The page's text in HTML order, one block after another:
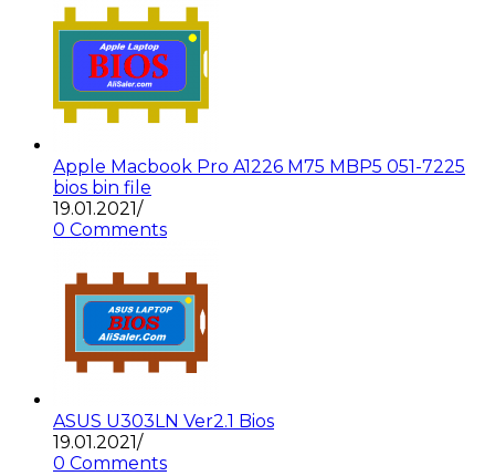
Apple Macbook Pro A1226 M75 MBP5 051-7225
bios bin file
19.01.2021/
0 Comments
ASUS U303LN Ver2.1 Bios
19.01.2021/
0 Comments